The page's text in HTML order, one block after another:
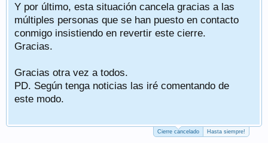
Y por último, esta situación cancela gracias a las
múltiples personas que se han puesto en contacto
conmigo insistiendo en revertir este cierre.
Gracias.
Gracias otra vez a todos.
PD. Según tenga noticias las iré comentando de
este modo.
Cierre cancelado Hasta siempre!